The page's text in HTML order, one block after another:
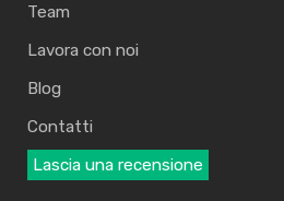
Team
Lavora con noi
Blog
Contatti
Lascia una recensione